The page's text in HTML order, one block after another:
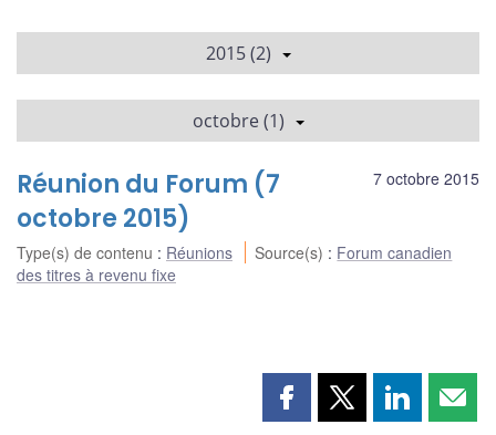
2015 (2)
octobre (1)
7 octobre 2015
Réunion du Forum (7
octobre 2015)
Type(s) de contenu : Réunions Source(s) : Forum canadien
des titres à revenu fixe
PartagerPartagerPartager